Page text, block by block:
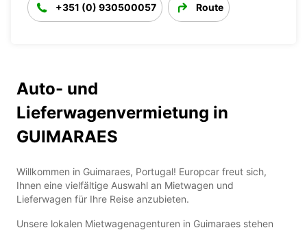
+351 (0) 930500057 Route
Auto- und
Lieferwagenvermietung in
GUIMARAES
Willkommen in Guimaraes, Portugal! Europcar freut sich,
Ihnen eine vielfältige Auswahl an Mietwagen und
Lieferwagen für Ihre Reise anzubieten.
Unsere lokalen Mietwagenagenturen in Guimaraes stehen